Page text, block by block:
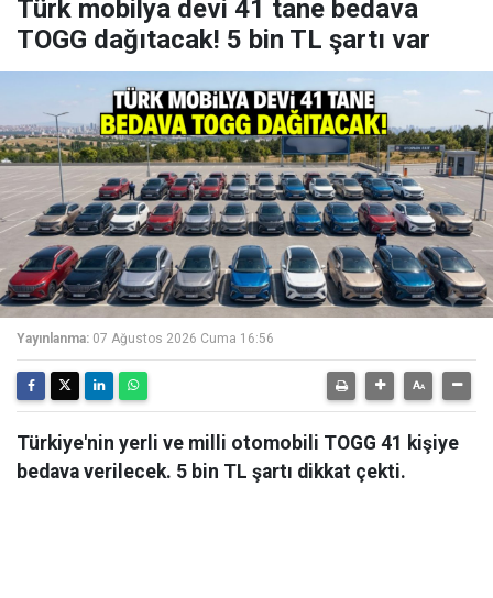
Türk mobilya devi 41 tane bedava
TOGG dağıtacak! 5 bin TL şartı var
Yayınlanma: 07 Ağustos 2026 Cuma 16:56
Türkiye'nin yerli ve milli otomobili TOGG 41 kişiye
bedava verilecek. 5 bin TL şartı dikkat çekti.